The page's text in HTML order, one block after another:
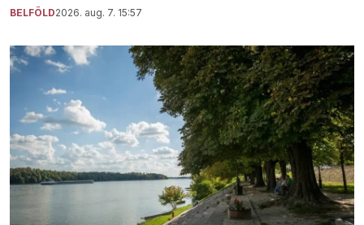
BELFÖLD2026. aug. 7. 15:57